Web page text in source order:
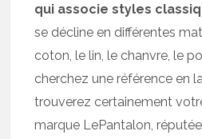
qui associe styles
se décline en différentes
coton, le lin, le chanvre, le
cherchez une référence en
trouverez certainement
marque LePantalon,